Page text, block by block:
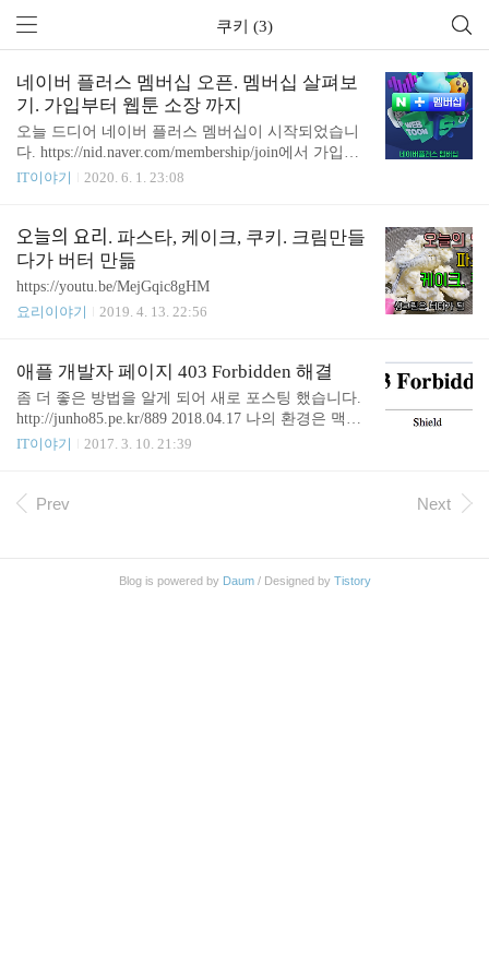
쿠키 (3)
네이버 플러스 멤버십 오픈. 멤버십 살펴보
기. 가입부터 웹툰 소장 까지
오늘 드디어 네이버 플러스 멤버십이 시작되었습니
다. https://nid.naver.com/membership/join에서 가입할
수 있습니다. NPay로 쇼핑을 하면 1% 적립금을 주는
5%를 주는 건 아니고 상품에 NPay+가 붙어 있어야
되는 거 같네요. 대충 보니 기존에 NPay였던 건 대부
분 NPay+가 되는 거 같습니다. 얼마 전 구입했던 상
품에 "N+멤버십"이라는 표시가 보입니다. 이전에 구
입했던 다른 상품들도 모두 붙어 있네요. 적립에는
닙니다. 월 20만 원까지만 5%입니다. 노력해서 20만
원 딱딱 맞춰서 적립을 받으면 한 달에 1..
IT이야기 2020. 6. 1. 23:08
오늘의 요리. 파스타, 케이크, 쿠키. 크림만들
다가 버터 만듦
https://youtu.be/MejGqic8gHM
요리이야기
2019. 4. 13. 22:56
애플 개발자 페이지 403 Forbidden 해결
좀 더 좋은 방법을 알게 되어 새로 포스팅 했습니다.
http://junho85.pe.kr/889 2018.04.17 나의 환경은 맥북
이고 크롬 환경이다. 크롬에서 https://developer.apple.
me 이더라도 Incognito Window 로 띄우면 잘 나온다.
이런거 안하고도 그냥 좀 잘 나와주면 안되나?
IT이야기 2017. 3. 10. 21:39
Prev Next
Blog is powered by Daum/ Designed by Tistory